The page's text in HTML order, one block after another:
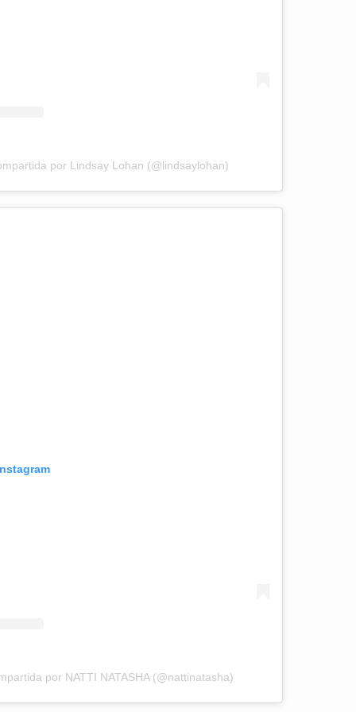
por Lindsay Lohan (@lindsaylohan)
por NATTI NATASHA (@nattinatasha)